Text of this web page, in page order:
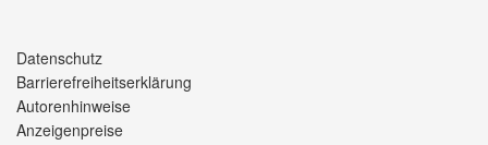
Datenschutz
Barrierefreiheitserklärung
Autorenhinweise
Anzeigenpreise